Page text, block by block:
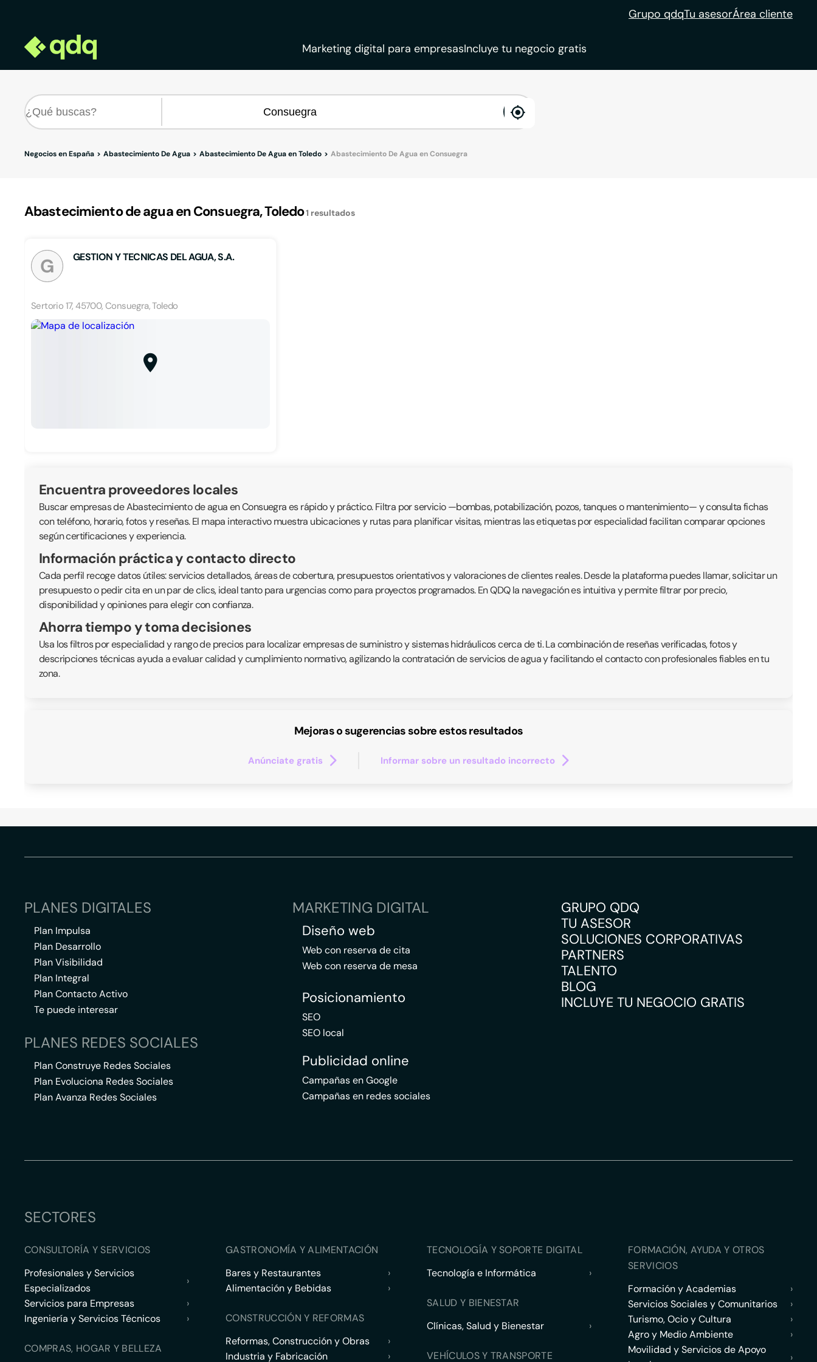
Grupo qdqTu asesorÁrea cliente
Marketing digital para empresasIncluye tu negocio gratis
enable
Negocios en España Abastecimiento De Agua Abastecimiento De Agua en Toledo Abastecimiento De Agua en Consuegra
Abastecimiento de agua en Consuegra, Toledo1 resultados
G GESTION Y TECNICAS DEL AGUA, S.A.
Sertorio 17, 45700, Consuegra, Toledo
Encuentra proveedores locales
Buscar empresas de Abastecimiento de agua en Consuegra es rápido y práctico. Filtra por servicio —bombas, potabilización, pozos, tanques o mantenimiento— y consulta fichas
con teléfono, horario, fotos y reseñas. El mapa interactivo muestra ubicaciones y rutas para planificar visitas, mientras las etiquetas por especialidad facilitan comparar opciones
según certificaciones y experiencia.
Información práctica y contacto directo
Cada perfil recoge datos útiles: servicios detallados, áreas de cobertura, presupuestos orientativos y valoraciones de clientes reales. Desde la plataforma puedes llamar, solicitar un
presupuesto o pedir cita en un par de clics, ideal tanto para urgencias como para proyectos programados. En QDQ la navegación es intuitiva y permite filtrar por precio,
disponibilidad y opiniones para elegir con confianza.
Ahorra tiempo y toma decisiones
Usa los filtros por especialidad y rango de precios para localizar empresas de suministro y sistemas hidráulicos cerca de ti. La combinación de reseñas verificadas, fotos y
descripciones técnicas ayuda a evaluar calidad y cumplimiento normativo, agilizando la contratación de servicios de agua y facilitando el contacto con profesionales fiables en tu
zona.
Mejoras o sugerencias sobre estos resultados
Anúnciate gratis Informar sobre un resultado incorrecto
PLANES DIGITALES
Plan Impulsa
Plan Desarrollo
Plan Visibilidad
Plan Integral
Plan Contacto Activo
Te puede interesar
PLANES REDES SOCIALES
Plan Construye Redes Sociales
Plan Evoluciona Redes Sociales
Plan Avanza Redes Sociales
MARKETING DIGITAL
Diseño web
Web con reserva de cita
Web con reserva de mesa
Posicionamiento
SEO
SEO local
Publicidad online
Campañas en Google
Campañas en redes sociales
GRUPO QDQ
TU ASESOR
SOLUCIONES CORPORATIVAS
PARTNERS
TALENTO
BLOG
INCLUYE TU NEGOCIO GRATIS
SECTORES
CONSULTORÍA Y SERVICIOS
Profesionales y Servicios
Especializados
›
Servicios para Empresas
›
Ingeniería y Servicios Técnicos
›
COMPRAS, HOGAR Y BELLEZA
GASTRONOMÍA Y ALIMENTACIÓN
Bares y Restaurantes
›
Alimentación y Bebidas
›
CONSTRUCCIÓN Y REFORMAS
Reformas, Construcción y Obras
›
Industria y Fabricación
›
TECNOLOGÍA Y SOPORTE DIGITAL
Tecnología e Informática
›
SALUD Y BIENESTAR
Clínicas, Salud y Bienestar
›
VEHÍCULOS Y TRANSPORTE
FORMACIÓN, AYUDA Y OTROS
SERVICIOS
Formación y Academias
›
Servicios Sociales y Comunitarios
›
Turismo, Ocio y Cultura
›
Agro y Medio Ambiente
›
Movilidad y Servicios de Apoyo
›